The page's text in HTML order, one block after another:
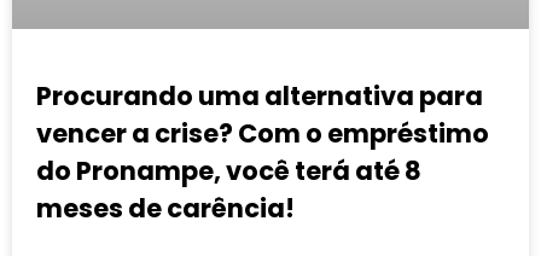
Procurando uma alternativa para
vencer a crise? Com o empréstimo
do Pronampe, você terá até 8
meses de carência!